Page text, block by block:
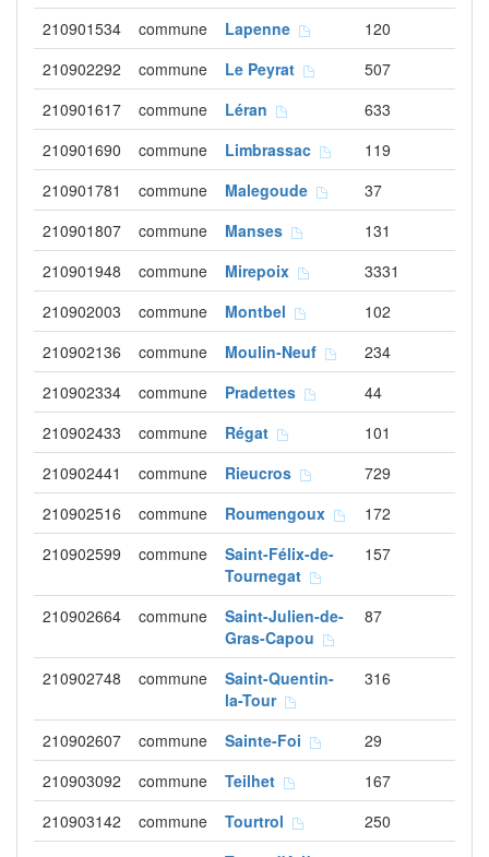
210901534
commune Lapenne
120
210902292
commune Le Peyrat
507
210901617
commune Léran
633
210901690
commune Limbrassac
119
210901781
commune Malegoude
37
210901807
commune Manses
131
210901948
commune Mirepoix
3331
210902003
commune Montbel
102
210902136
commune Moulin-Neuf
234
210902334
commune Pradettes
44
210902433
commune Régat
101
210902441
commune Rieucros
729
210902516
commune Roumengoux
172
210902599
commune
Saint-Félix-de-
Tournegat
157
210902664 commune
Saint-Julien-de-
Gras-Capou
87
210902748 commune
Saint-Quentin-
la-Tour
316
210902607 commune Sainte-Foi
29
210903092
commune Teilhet
167
210903142
commune Tourtrol
250